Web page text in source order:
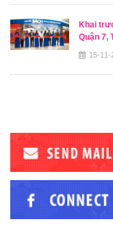
Klook hé lộ khoảng
của người Việt
Agoda ghi nhận Việt
châu Á nhờ sức hút ngày
Khai
Quận 7,
15-11-